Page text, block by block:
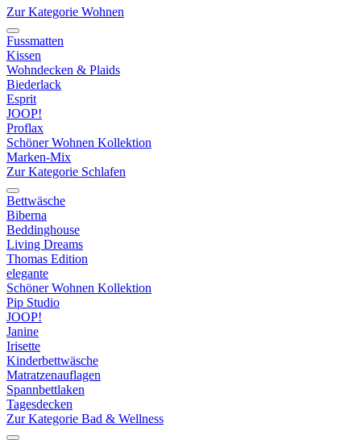
Zur Kategorie Wohnen
Fussmatten
Kissen
Wohndecken & Plaids
Biederlack
Esprit
JOOP!
Proflax
Schöner Wohnen Kollektion
Marken-Mix
Zur Kategorie Schlafen
Bettwäsche
Biberna
Beddinghouse
Living Dreams
Thomas Edition
elegante
Schöner Wohnen Kollektion
Pip Studio
JOOP!
Janine
Irisette
Kinderbettwäsche
Matratzenauflagen
Spannbettlaken
Tagesdecken
Zur Kategorie Bad & Wellness